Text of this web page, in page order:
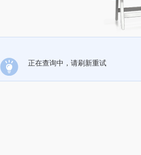
正在查询中，请刷新重试